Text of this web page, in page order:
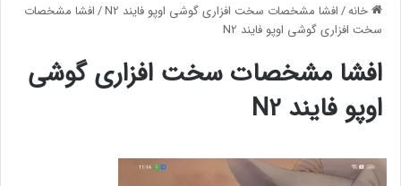
خانه/افشا مشخصات سخت افزاری گوشی اوپو فایند N2 /افشا مشخصات
سخت افزاری گوشی اوپو فایند N2
افشا مشخصات سخت افزاری گوشی
اوپو فایند N2